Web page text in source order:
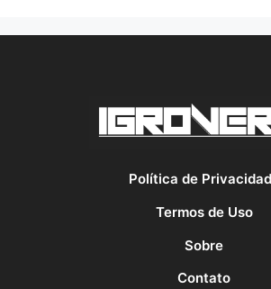
Política de
Termos de Uso
Sobre
Contato